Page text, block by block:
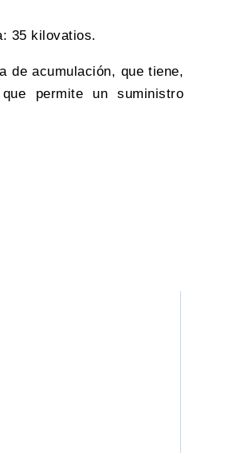
35 kilovatios.
de acumulación, que tiene,
permite un suministro